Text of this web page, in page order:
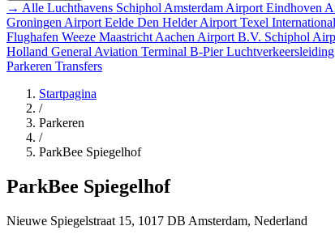
→ Alle Luchthavens Schiphol Amsterdam Airport Eindhoven
Groningen Airport Eelde Den Helder Airport Texel
Flughafen Weeze Maastricht Aachen Airport B.V. Schiphol
Holland General Aviation Terminal B-Pier
Parkeren Transfers
Startpagina
/
Parkeren
/
ParkBee Spiegelhof
ParkBee Spiegelhof
Nieuwe Spiegelstraat 15, 1017 DB Amsterdam, Nederland